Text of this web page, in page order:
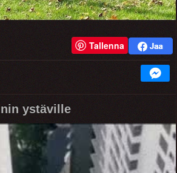
Tallenna
ystäville